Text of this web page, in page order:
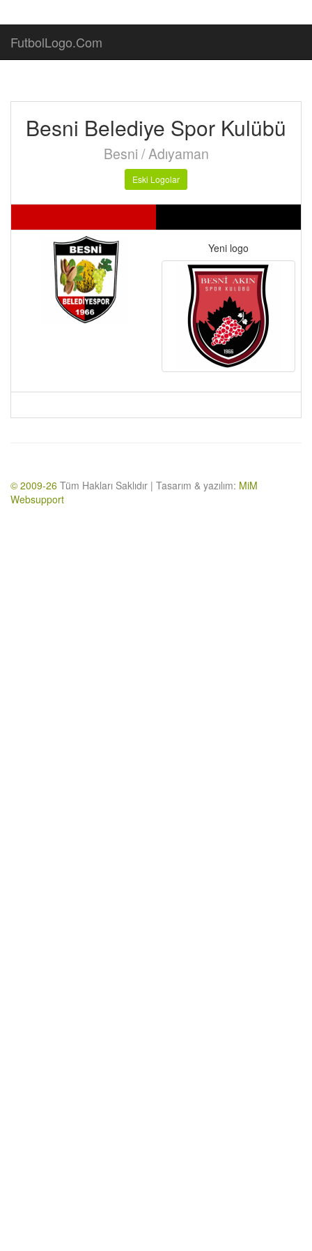
FutbolLogo.Com
Besni Belediye Spor Kulübü
Besni / Adıyaman
Eski Logolar
Yeni logo
© 2009-26 Tüm Hakları Saklıdır | Tasarım & yazılım: MiM
Websupport